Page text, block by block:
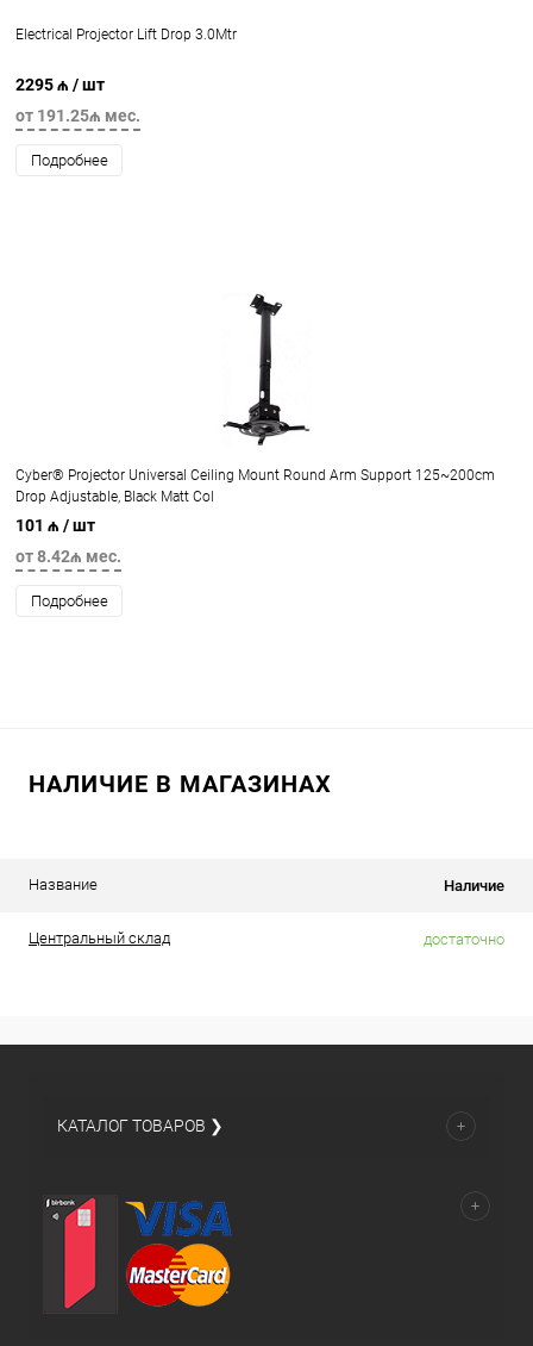
Electrical Projector Lift Drop 3.0Mtr
2295 ₼ / шт
от 191.25₼ мес.
Подробнее
Cyber® Projector Universal Ceiling Mount Round Arm Support 125~200cm
Drop Adjustable, Black Matt Col
101 ₼ / шт
от 8.42₼ мес.
Подробнее
НАЛИЧИЕ В МАГАЗИНАХ
Название Наличие
Центральный склад достаточно
КАТАЛОГ ТОВАРОВ ❯